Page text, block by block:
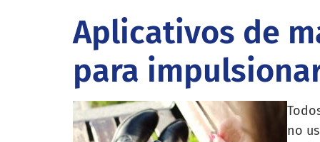
Aplicativos de
para
no